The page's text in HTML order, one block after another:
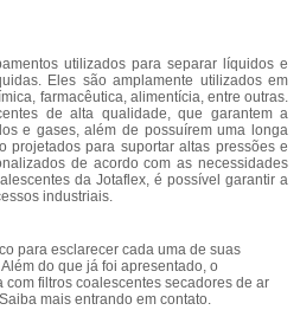
utilizados para separar líquidos e
Eles são amplamente utilizados em
farmacêutica, alimentícia, entre outras.
de alta qualidade, que garantem a
e gases, além de possuírem uma longa
projetados para suportar altas pressões e
de acordo com as necessidades
da Jotaflex, é possível garantir a
industriais.
para esclarecer cada uma de suas
do que já foi apresentado, o
filtros coalescentes secadores de ar
mais entrando em contato.